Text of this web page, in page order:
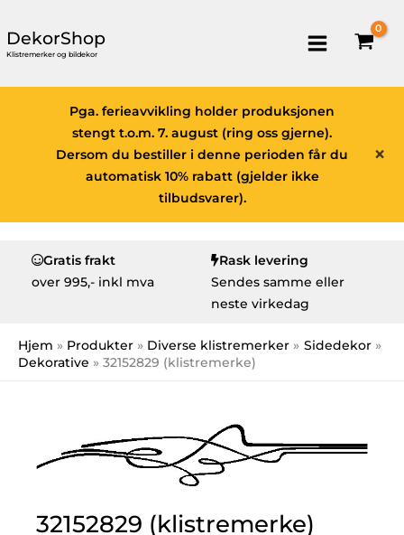
DekorShop
Klistremerker og bildekor
×
Pga. ferieavvikling holder produksjonen
stengt t.o.m. 7. august (ring oss gjerne).
Dersom du bestiller i denne perioden får du
automatisk 10% rabatt (gjelder ikke
tilbudsvarer).
Gratis frakt
over 995,- inkl mva
Rask levering
Sendes samme eller
neste virkedag
Hjem Produkter Diverse klistremerker
Sidedekor
Dekorative
32152829 (klistremerke)
32152829 (klistremerke)